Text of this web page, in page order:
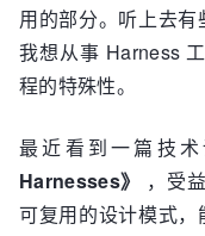
用的部分。听上去
我想从事 Harness
程的特殊性。
最近看到一篇技术
Harnesses》
，受
可复用的设计模式